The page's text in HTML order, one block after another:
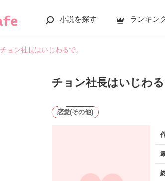
小説を探す ランキン
チョン社長はいじわるで。
チョン社長はいじわる
恋愛(その他)